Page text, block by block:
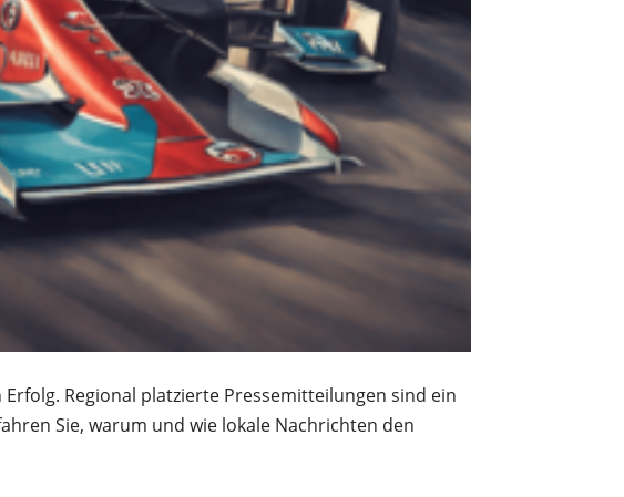
Regional platzierte Pressemitteilungen sind ein
Sie, warum und wie lokale Nachrichten den